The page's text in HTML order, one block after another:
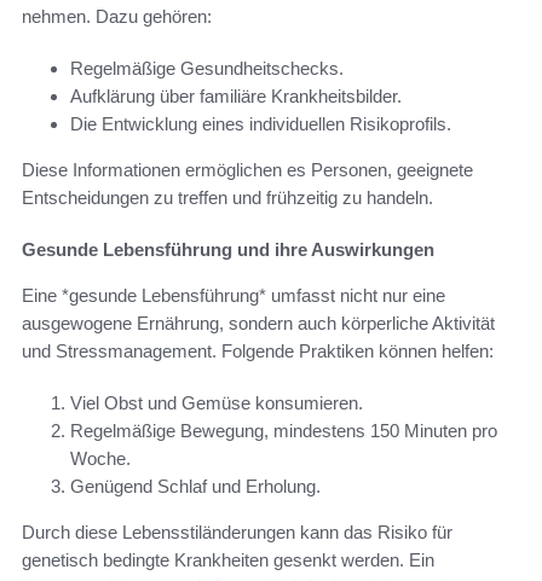
nehmen. Dazu gehören:
Regelmäßige Gesundheitschecks.
Aufklärung über familiäre Krankheitsbilder.
Die Entwicklung eines individuellen Risikoprofils.
Diese Informationen ermöglichen es Personen, geeignete
Entscheidungen zu treffen und frühzeitig zu handeln.
Gesunde Lebensführung und ihre Auswirkungen
Eine *gesunde Lebensführung* umfasst nicht nur eine
ausgewogene Ernährung, sondern auch körperliche Aktivität
und Stressmanagement. Folgende Praktiken können helfen:
Viel Obst und Gemüse konsumieren.
Regelmäßige Bewegung, mindestens 150 Minuten pro
Woche.
Genügend Schlaf und Erholung.
Durch diese Lebensstiländerungen kann das Risiko für
genetisch bedingte Krankheiten gesenkt werden. Ein